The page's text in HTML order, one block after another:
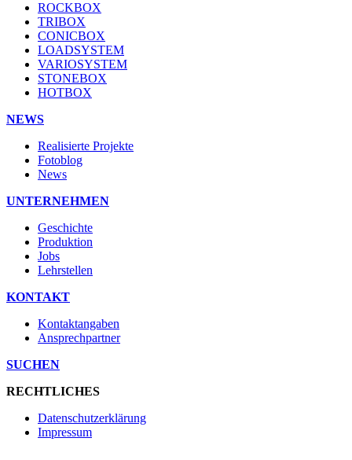
ROCKBOX
TRIBOX
CONICBOX
LOADSYSTEM
VARIOSYSTEM
STONEBOX
HOTBOX
NEWS
Realisierte Projekte
Fotoblog
News
UNTERNEHMEN
Geschichte
Produktion
Jobs
Lehrstellen
KONTAKT
Kontaktangaben
Ansprechpartner
SUCHEN
RECHTLICHES
Datenschutzerklärung
Impressum